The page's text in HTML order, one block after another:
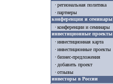
региональная политика
партнеры
конференции и семинары
конференции и семинары
инвестиционные проекты
инвестиционная карта
инвестиционные проекты
бизнес-предложения
добавить проект
отзывы
инвесторы в России